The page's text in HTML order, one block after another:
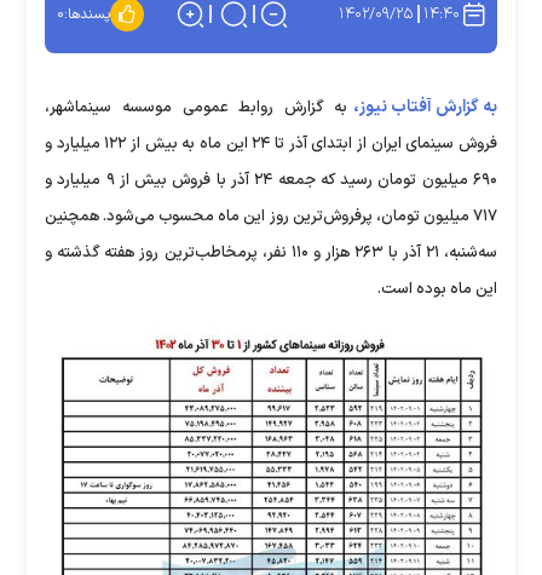
۱۴:۴۰ ۱۴۰۲/۰۹/۲۵ پسندها:۰
به گزارش آفتاب نیوز، به گزارش روابط عمومی موسسه سینماشهر،
فروش سینمای ایران از ابتدای آذر تا ۲۴ این ماه به بیش از ۱۲۲ میلیارد و
۶۹۰ میلیون تومان رسید که جمعه ۲۴ آذر با فروش بیش از ۹ میلیارد و
۷۱۷ میلیون تومان، پرفروش‌ترین روز این ماه محسوب می‌شود. همچنین
سه‌شنبه، ۲۱ آذر با ۲۶۳ هزار و ۱۱۰ نفر، پرمخاطب‌ترین روز هفته گذشته و
این ماه بوده است.